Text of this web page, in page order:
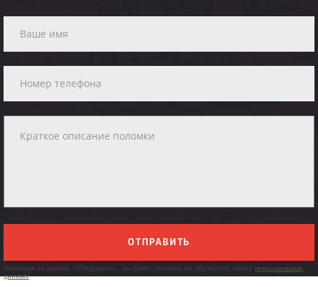
ОТПРАВИТЬ
Нажимая на кнопку «Отправить», вы даете согласие на обработку своих персональных
данных